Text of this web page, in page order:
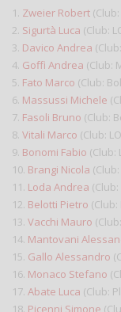
1. Zweier Robert
2. Sigurtà Luca (Club:
3. Davico Andrea
4. Goffi Andrea (Club:
5. Fato Marco (Club:
6. Massussi Michele
7. Fasoli Bruno (Club:
8. Vitali Marco (Club:
9. Bonomi Fabio (Club:
10. Brangi Nicola
11. Loda Andrea
12. Belotti Pietro (Club:
13. Vacchi Mauro
14. Mantovani
15. Gallo Alessandro
16. Monaco Stefano
17. Abate Luca (Club:
18. Picenni Simone